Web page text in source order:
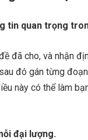
tin quan trọng
đã cho, và nhận
đó gán từng
này có thể làm
đại lượng.